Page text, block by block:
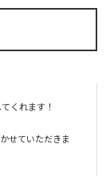
くれます！
せていただきま